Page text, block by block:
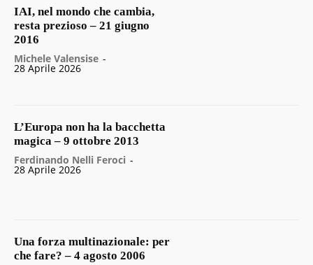
IAI, nel mondo che cambia,
resta prezioso – 21 giugno
2016
Michele Valensise -
28 Aprile 2026
L’Europa non ha la bacchetta
magica – 9 ottobre 2013
Ferdinando Nelli Feroci -
28 Aprile 2026
Una forza multinazionale: per
che fare? – 4 agosto 2006